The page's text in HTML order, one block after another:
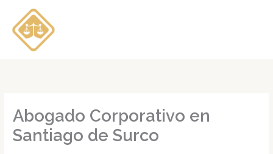
contenido
Abogado Corporativo en
Santiago de Surco